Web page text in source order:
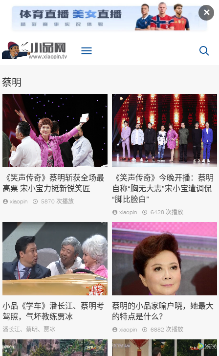
✕
蔡明
《笑声传奇》蔡明斩获全场最
高票 宋小宝力挺新锐笑匠
xiaopin 5870 次播放
《笑声传奇》今晚开播：蔡明
自称“胸无大志”宋小宝遭调侃
“脚比脸白”
xiaopin 6428 次播放
小品《学车》潘长江、蔡明考
驾照，气坏教练贾冰
潘长江、蔡明、贾冰
蔡明的小品家喻户晓，她最大
的特点是什么？
xiaopin 6882 次播放